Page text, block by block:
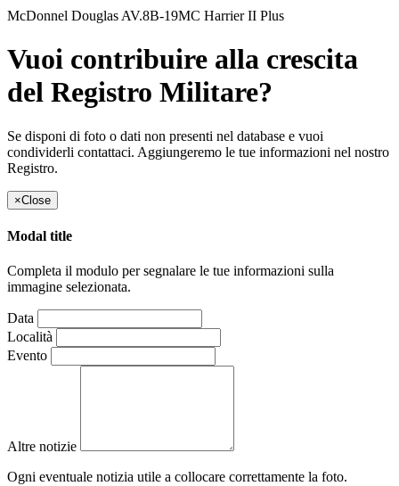
McDonnel Douglas AV.8B-19MC Harrier II Plus
Vuoi contribuire alla crescita
del Registro Militare?
Se disponi di foto o dati non presenti nel database e vuoi
condividerli contattaci. Aggiungeremo le tue informazioni nel nostro
Registro.
×Close
Modal title
Completa il modulo per segnalare le tue informazioni sulla
immagine selezionata.
Data
Località
Evento
Altre notizie
Ogni eventuale notizia utile a collocare correttamente la foto.